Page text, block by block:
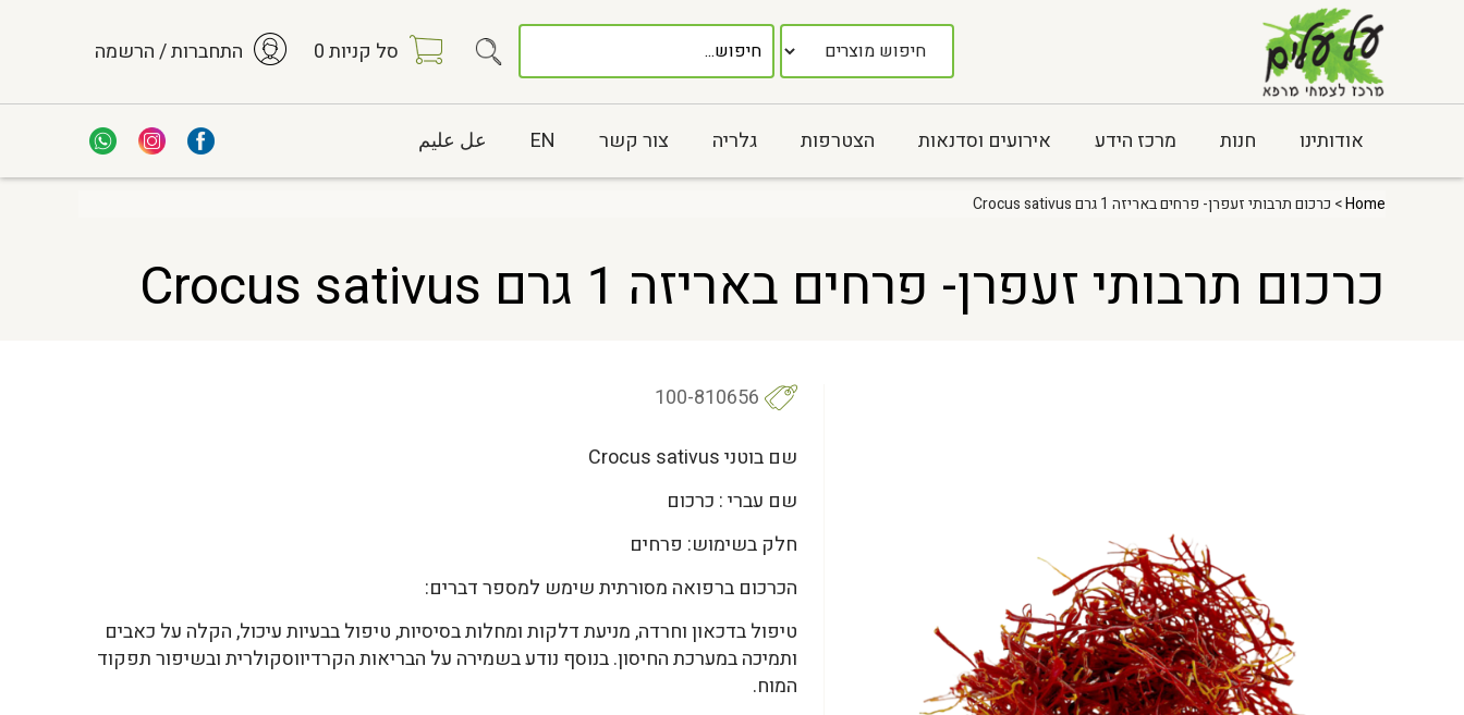
סל קניות0 התחברות / הרשמה
אודותינו חנות מרכז הידע אירועים וסדנאות הצטרפות גלריה צור קשר EN عل عليم
Home> כרכום תרבותי זעפרן- פרחים באריזה 1 גרם Crocus sativus
כרכום תרבותי זעפרן- פרחים באריזה 1 גרם Crocus sativus
100-810656
שם בוטני Crocus sativus
שם עברי : כרכום
חלק בשימוש: פרחים
הכרכום ברפואה מסורתית שימש למספר דברים:
טיפול בדכאון וחרדה, מניעת דלקות ומחלות בסיסיות, טיפול בבעיות עיכול, הקלה על כאבים
ותמיכה במערכת החיסון. בנוסף נודע בשמירה על הבריאות הקרדיווסקולרית ובשיפור תפקוד
המוח.